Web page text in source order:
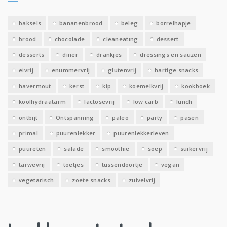
v
baksels bananenbrood beleg borrelhapje
brood chocolade cleaneating dessert
desserts diner drankjes dressings en sauzen
eivrij enummervrij glutenvrij hartige snacks
havermout kerst kip koemelkvrij kookboek
koolhydraatarm lactosevrij low carb lunch
ontbijt Ontspanning paleo party pasen
primal puurenlekker puurenlekkerleven
puureten salade smoothie soep suikervrij
tarwevrij toetjes tussendoortje vegan
vegetarisch zoete snacks zuivelvrij